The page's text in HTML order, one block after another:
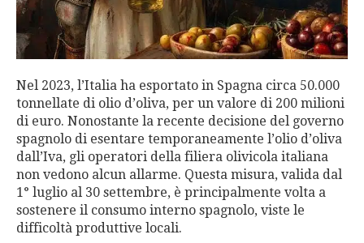
Nel 2023, l’Italia ha esportato in Spagna circa 50.000
tonnellate di olio d’oliva, per un valore di 200 milioni
di euro. Nonostante la recente decisione del governo
spagnolo di esentare temporaneamente l’olio d’oliva
dall’Iva, gli operatori della filiera olivicola italiana
non vedono alcun allarme. Questa misura, valida dal
1° luglio al 30 settembre, è principalmente volta a
sostenere il consumo interno spagnolo, viste le
difficoltà produttive locali.